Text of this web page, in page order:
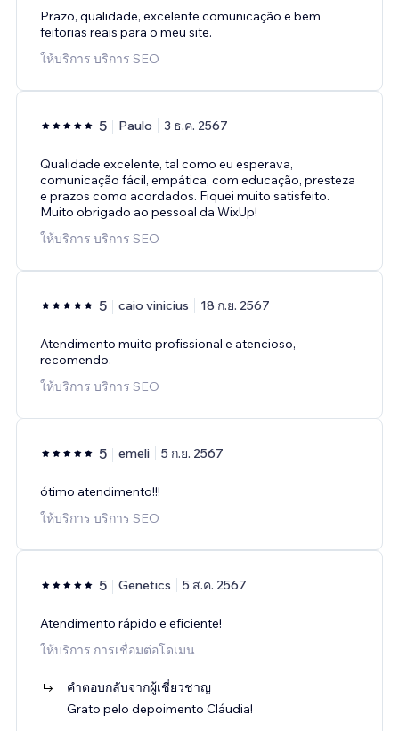
Prazo, qualidade, excelente comunicação e bem
feitorias reais para o meu site.
ให้บริการ บริการ SEO
5 Paulo 3 ธ.ค. 2567
Qualidade excelente, tal como eu esperava,
comunicação fácil, empática, com educação, presteza
e prazos como acordados. Fiquei muito satisfeito.
Muito obrigado ao pessoal da WixUp!
ให้บริการ บริการ SEO
5 caio vinicius 18 ก.ย. 2567
Atendimento muito profissional e atencioso,
recomendo.
ให้บริการ บริการ SEO
5 emeli 5 ก.ย. 2567
ótimo atendimento!!!
ให้บริการ บริการ SEO
5 Genetics 5 ส.ค. 2567
Atendimento rápido e eficiente!
ให้บริการ การเชื่อมต่อโดเมน
คำตอบกลับจากผู้เชี่ยวชาญ
Grato pelo depoimento Cláudia!